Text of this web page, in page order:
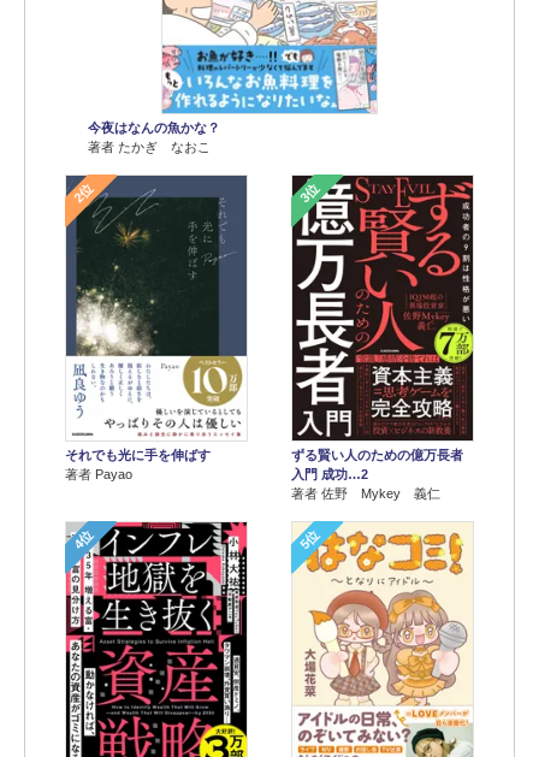
今夜はなんの魚かな？
著者 たかぎ なおこ
2位
それでも光に手を伸ばす
著者 Payao
3位
ずる賢い人のための億万長者
入門 成功…2
著者 佐野 Mykey 義仁
4位 5位